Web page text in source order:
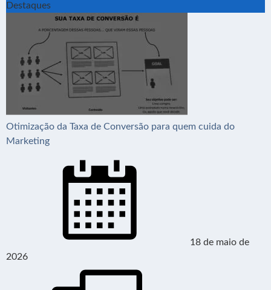
Destaques
Otimização da Taxa de Conversão para quem cuida do
Marketing
18 de maio de
2026